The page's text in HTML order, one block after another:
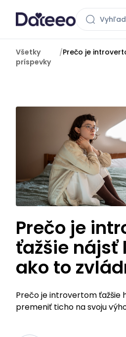
Všetky
príspevky
/
Prečo je
ťažšie nájsť
ako to
Prečo je introvertom ťažšie
premeniť ticho na svoju